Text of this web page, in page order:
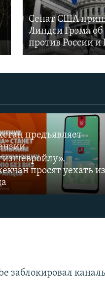
Сенат США
Линдси Грэма
против России и
предъявляет
просят уехать из
заблокировал